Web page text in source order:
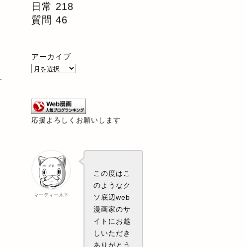
日常 218
質問 46
アーカイブ
応援よろしくお願いします
マーティー木下
この度はこ
のようなク
ソ底辺web
漫画家のサ
イトにお越
しいただき
ありがとう